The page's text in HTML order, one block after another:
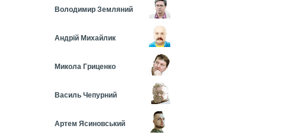
Володимир Земляний
Андрій Михайлик
Микола Гриценко
Василь Чепурний
Артем Ясиновський